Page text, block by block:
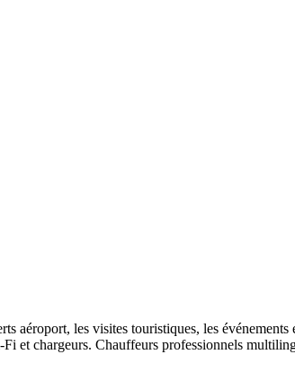
aéroport, les visites touristiques, les événements
et chargeurs. Chauffeurs professionnels